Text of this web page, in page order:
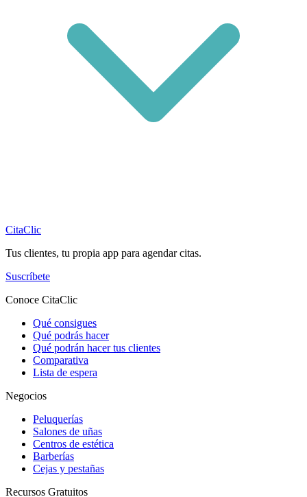
CitaClic
Tus clientes, tu propia app para agendar citas.
Suscríbete
Conoce CitaClic
Qué consigues
Qué podrás hacer
Qué podrán hacer tus clientes
Comparativa
Lista de espera
Negocios
Peluquerías
Salones de uñas
Centros de estética
Barberías
Cejas y pestañas
Recursos Gratuitos